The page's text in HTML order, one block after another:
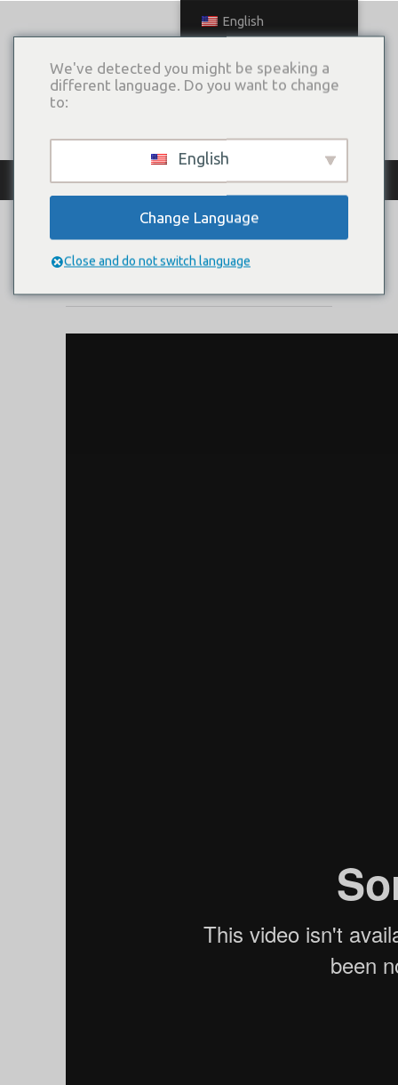
КАТАЛОГ ПЛАТЬЕВ
AVRORA
English
We've detected you might be speaking a
different language. Do you want to change
to:
English
Change Language
Close and do not switch language